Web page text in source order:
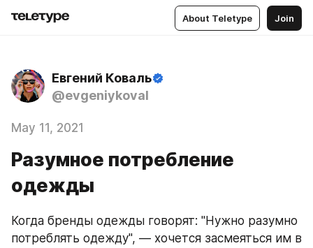
About Teletype Join
Евгений Коваль
@evgeniykoval
May 11, 2021
Разумное потребление
одежды
Когда бренды одежды говорят: "Нужно разумно
потреблять одежду", — хочется засмеяться им в